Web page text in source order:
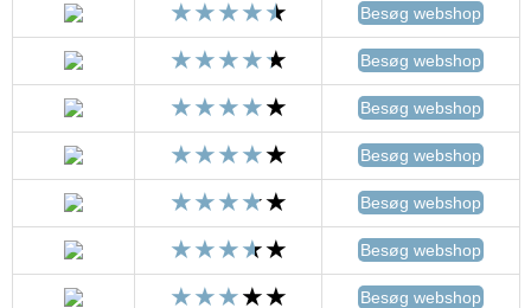
Besøg webshop
Besøg webshop
Besøg webshop
Besøg webshop
Besøg webshop
Besøg webshop
Besøg webshop